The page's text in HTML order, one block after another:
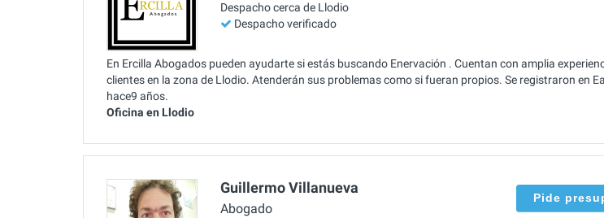
Despacho cerca de Llodio
Despacho verificado
En Ercilla Abogados pueden ayudarte si estás buscando Enervación . Cuentan con amplia
clientes en la zona de Llodio. Atenderán sus problemas como si fueran propios. Se registraron en
hace9 años.
Oficina en Llodio
Guillermo Villanueva
Abogado
Pide